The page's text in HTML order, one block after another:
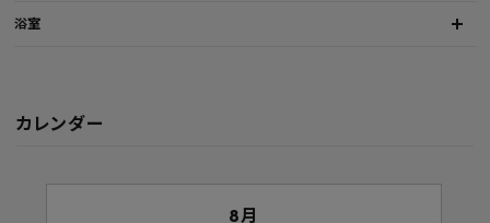
浴室
カレンダー
8月